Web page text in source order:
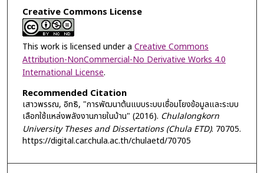
Creative Commons License
This work is licensed under a Creative Commons
Attribution-NonCommercial-No Derivative Works 4.0
International License.
Recommended Citation
เสาวพรรณ, อิทธิ, "การพัฒนาต้นแบบระบบเชื่อมโยงข้อมูลและระบบ
เลือกใช้แหล่งพลังงานภายในบ้าน" (2016). Chulalongkorn
University Theses and Dissertations (Chula ETD). 70705.
https://digital.car.chula.ac.th/chulaetd/70705